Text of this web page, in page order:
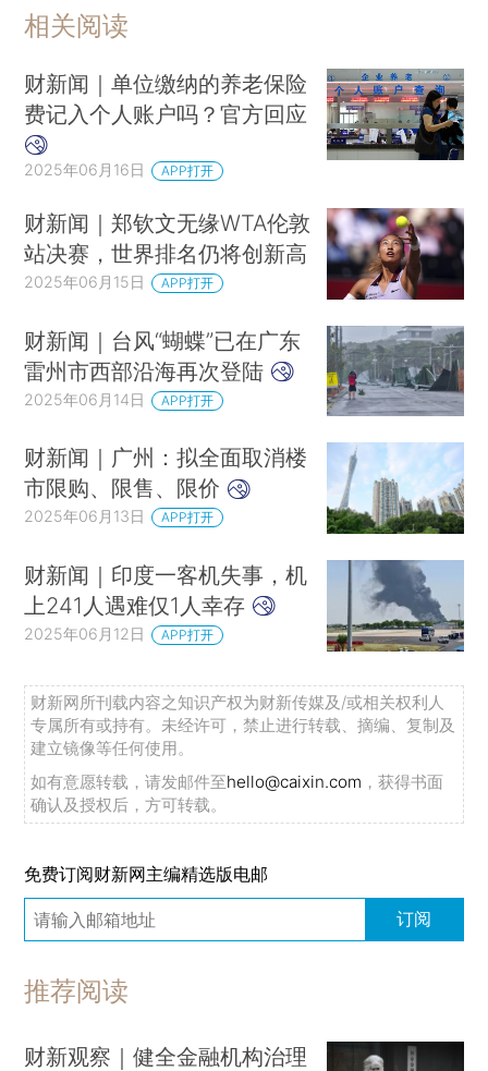
相关阅读
财新闻｜单位缴纳的养老保险
费记入个人账户吗？官方回应
2025年06月16日 APP打开
财新闻｜郑钦文无缘WTA伦敦
站决赛，世界排名仍将创新高
2025年06月15日 APP打开
财新闻｜台风“蝴蝶”已在广东
雷州市西部沿海再次登陆
2025年06月14日 APP打开
财新闻｜广州：拟全面取消楼
市限购、限售、限价
2025年06月13日 APP打开
财新闻｜印度一客机失事，机
上241人遇难仅1人幸存
2025年06月12日 APP打开
财新网所刊载内容之知识产权为财新传媒及/或相关权利人
专属所有或持有。未经许可，禁止进行转载、摘编、复制及
建立镜像等任何使用。
如有意愿转载，请发邮件至hello@caixin.com ，获得书面
确认及授权后，方可转载。
免费订阅财新网主编精选版电邮
订阅
推荐阅读
财新观察｜健全金融机构治理